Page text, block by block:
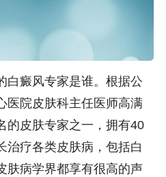
白癜风专家是谁。根据公
医院皮肤科主任医师高满
的皮肤专家之一，拥有40
治疗各类皮肤病，包括白
肤病学界都享有很高的声